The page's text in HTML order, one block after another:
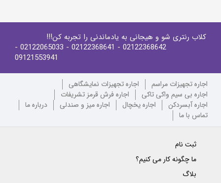
کلاب رنتری شو و هیجانی به یادماندنی را تجربه کن!!!
02122368642
- 02122368641
- 02122065033
-
09121553941
اجاره تجهیزات مراسم
اجاره تجهیزات نمایشگاهی
اجاره بی سیم واکی تاکی
اجاره فرش قرمز تشریفات
اجاره آبسردکن
اجاره یخچال اجاره میز و صندلی
درباره ما
تماس با ما
ثبت نام
ما چگونه کار می کنیم؟
بلاگ